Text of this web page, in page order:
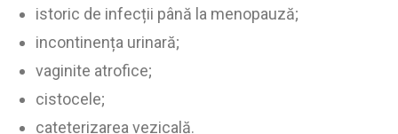
istoric de infecții până la menopauză;
incontinența urinară;
vaginite atrofice;
cistocele;
cateterizarea vezicală.